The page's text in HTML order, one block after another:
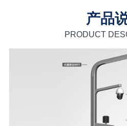
产品
PRODUCT